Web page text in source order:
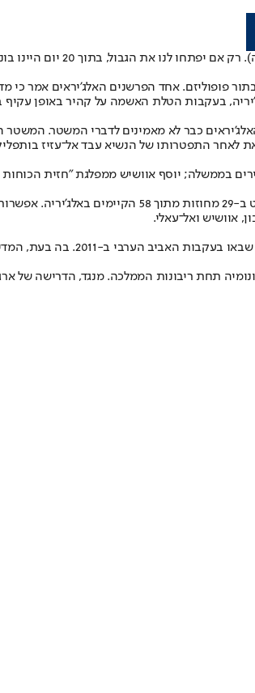
"אנחנו נשבעים באללה, לו היו
פופוליזם. אחד הפרשנים האלג'יראים אמר כי
בעקבות הטלת האשמה על קהיר באופן
כבר לא מאמינים לדברי המשטר.
בתפקידים בכירים בממשלה; יוסף אוושיש ממפלגת
כהונתו של עבד אל־מג'יד תבון היתה
תחת ריבונות הממלכה. מנגד, הדרישה של